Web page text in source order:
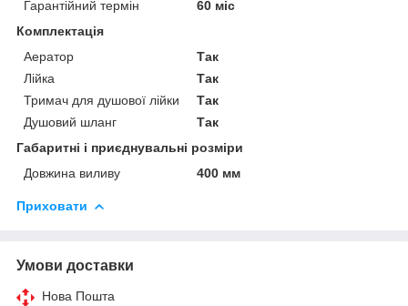
Гарантійний термін
60 міс
Комплектація
Аератор
Так
Лійка
Так
Тримач для душової лійки
Так
Душовий шланг
Так
Габаритні і приєднувальні розміри
Довжина виливу
400 мм
Приховати
Умови доставки
Нова Пошта